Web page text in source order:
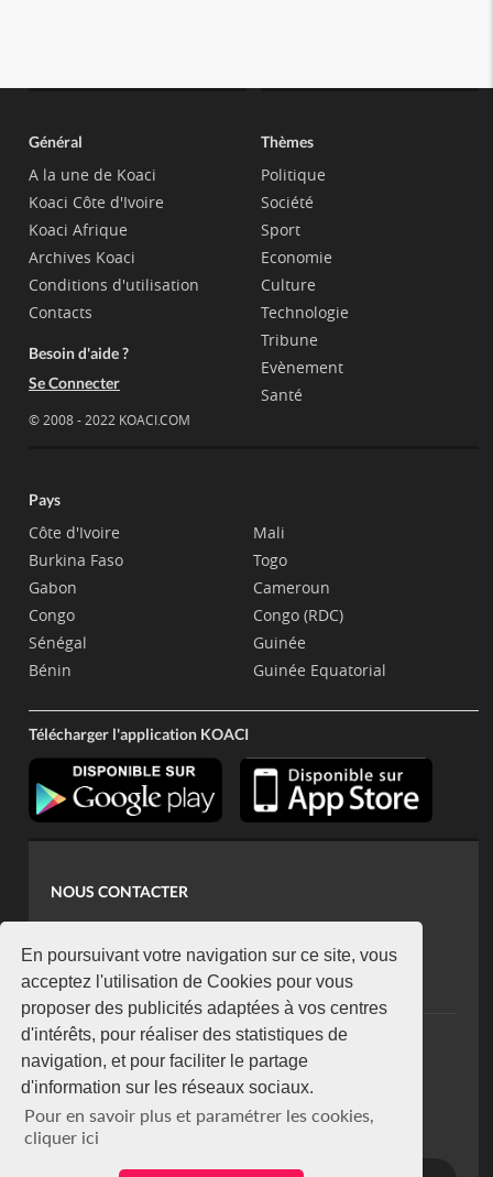
En poursuivant votre navigation sur ce site, vous
acceptez l'utilisation de Cookies pour vous
proposer des publicités adaptées à vos centres
d'intérêts, pour réaliser des statistiques de
navigation, et pour faciliter le partage
d'information sur les réseaux sociaux.
Pour en savoir plus et paramétrer les cookies,
cliquer ici
Général
A la une de Koaci
Koaci Côte d'Ivoire
Koaci Afrique
Archives Koaci
Conditions d'utilisation
Contacts
Besoin d'aide ?
Se Connecter
© 2008 - 2022 KOACI.COM
Thèmes
Politique
Société
Sport
Economie
Culture
Technologie
Tribune
Evènement
Santé
Pays
Côte d'Ivoire
Burkina Faso
Gabon
Congo
Sénégal
Bénin
Mali
Togo
Cameroun
Congo (RDC)
Guinée
Guinée Equatorial
Télécharger l'application KOACI
NOUS CONTACTER
koaci@yahoo.fr
+225 07 08 85 52 93
NEWSLETTER
Restez connecté via notre newsletter
S'abonner
Se désabonner